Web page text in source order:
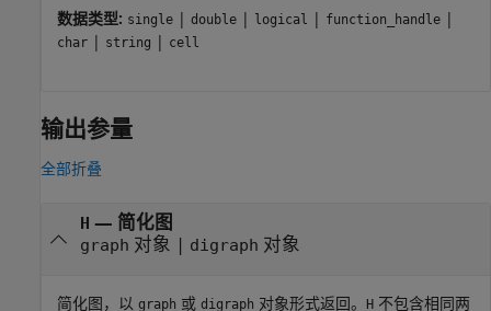
数据类型: single | double | logical | function_handle |
char | string | cell
输出参量
全部折叠
H — 简化图
graph 对象 | digraph 对象
简化图，以 graph 或 digraph 对象形式返回。 H 不包含相同两